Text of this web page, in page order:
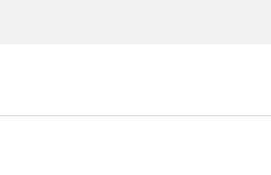
обсуждает все
делает аналитические
российские
показать всю абсурдность